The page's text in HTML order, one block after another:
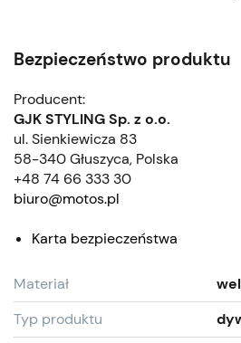
Bezpieczeństwo produktu
Producent:
GJK STYLING Sp. z o.o.
ul. Sienkiewicza 83
58-340 Głuszyca, Polska
+48 74 66 333 30
biuro@motos.pl
Karta bezpieczeństwa
Materiał
Typ produktu